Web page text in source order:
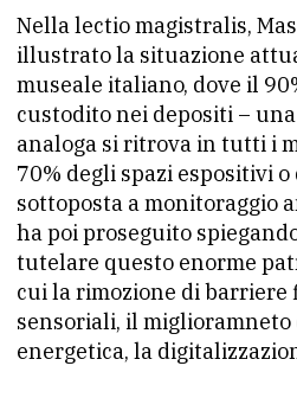
Nella lectio magistralis,
illustrato la situazione
museale italiano, dove il
custodito nei depositi –
analoga si ritrova in tutti i
70% degli spazi espositivi
sottoposta a monitoraggio
ha poi proseguito
tutelare questo enorme
cui la rimozione di barriere
sensoriali, il miglioramneto
energetica, la